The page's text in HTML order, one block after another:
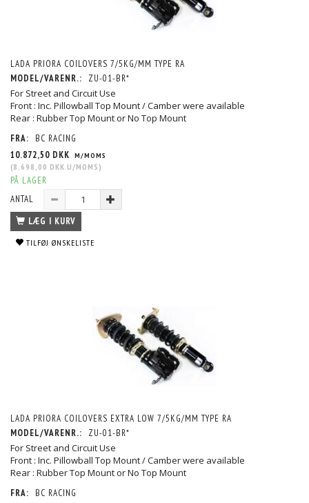
LADA PRIORA COILOVERS 7/5KG/MM TYPE RA
MODEL/VARENR.:
ZU-01-BR*
For Street and Circuit Use
Front : Inc. Pillowball Top Mount / Camber were available
Rear : Rubber Top Mount or No Top Mount
FRA:
BC RACING
10.872,50 DKK M/MOMS
(8.698,00 DKK U/MOMS )
PÅ LAGER
ANTAL
LÆG I KURV
TILFØJ ØNSKELISTE
LADA PRIORA COILOVERS EXTRA LOW 7/5KG/MM TYPE RA
MODEL/VARENR.:
ZU-01-BR*
For Street and Circuit Use
Front : Inc. Pillowball Top Mount / Camber were available
Rear : Rubber Top Mount or No Top Mount
FRA:
BC RACING